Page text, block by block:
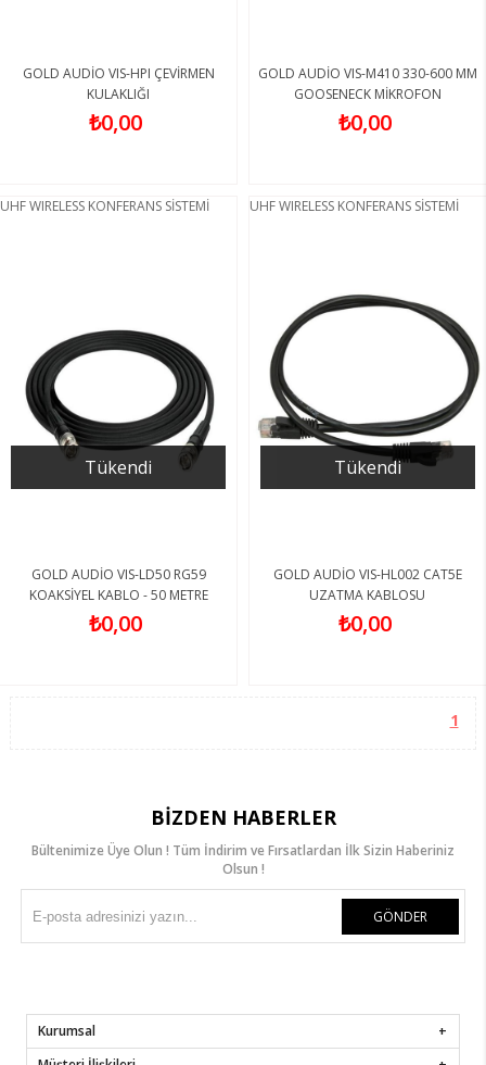
GOLD AUDİO VIS-HPI ÇEVİRMEN
KULAKLIĞI
₺0,00
GOLD AUDİO VIS-M410 330-600 MM
GOOSENECK MİKROFON
₺0,00
UHF WIRELESS KONFERANS SİSTEMİ
Tükendi
GOLD AUDİO VIS-LD50 RG59
KOAKSİYEL KABLO - 50 METRE
₺0,00
UHF WIRELESS KONFERANS SİSTEMİ
Tükendi
GOLD AUDİO VIS-HL002 CAT5E
UZATMA KABLOSU
₺0,00
1
BIZDEN HABERLER
Bültenimize Üye Olun ! Tüm İndirim ve Fırsatlardan İlk Sizin Haberiniz
Olsun !
GÖNDER
Kurumsal